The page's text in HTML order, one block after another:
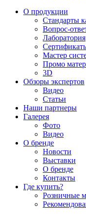
О продукции
Стандарты
Вопрос-
Лаборатория
Мастер
Промо
3D
Обзоры экспертов
Видео
Статьи
Наши партнеры
Галерея
Фото
Видео
О бренде
Новости
Выставки
О бренде
Контакты
Где купить?
Розничные